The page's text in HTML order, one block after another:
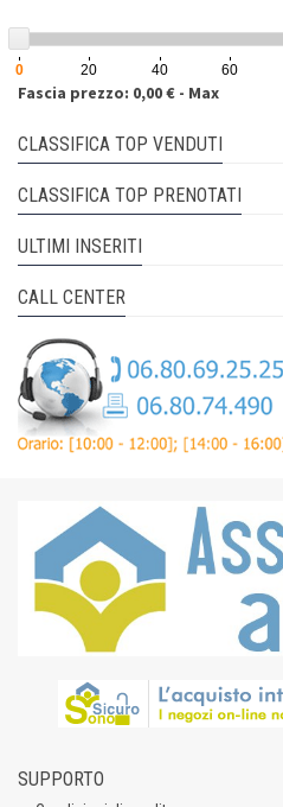
0 20 40 60
Fascia prezzo: 0,00 € - Max
CLASSIFICA TOP VENDUTI
CLASSIFICA TOP PRENOTATI
ULTIMI INSERITI
CALL CENTER
SUPPORTO